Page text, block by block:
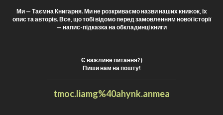
Ми — Таємна Книгарня. Ми не розкриваємо назви наших книжок, їх
опис та авторів. Все, що тобі відомо перед замовленням нової історії
— напис-підказка на обкладинці книги
Є важливе питання?)
Пиши нам на пошту!
tmoc.liamg%40ahynk.anmea